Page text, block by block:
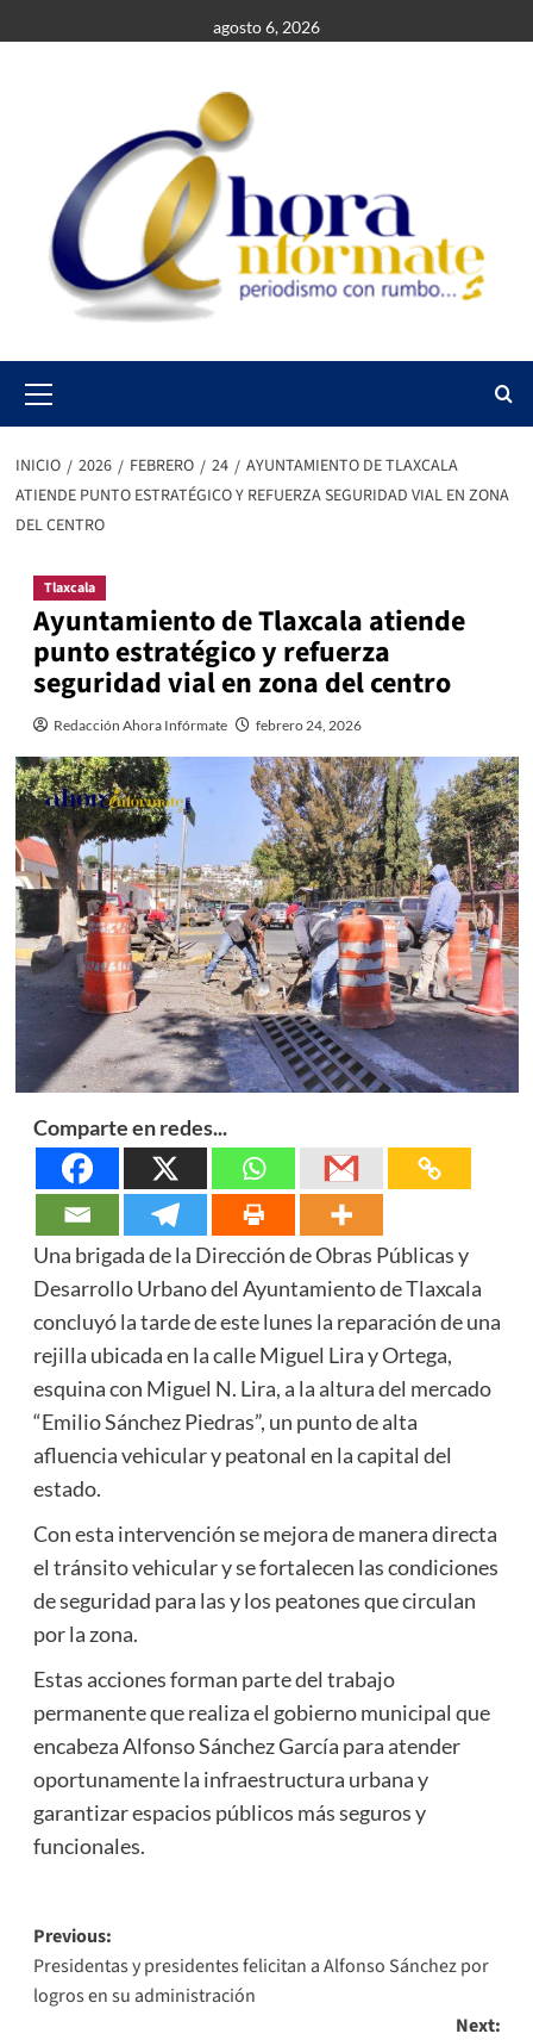
al
agosto 6, 2026
Menu
INICIO 2026 FEBRERO 24
AYUNTAMIENTO DE TLAXCALA
ATIENDE PUNTO ESTRATÉGICO Y REFUERZA SEGURIDAD VIAL EN ZONA
DEL CENTRO
Tlaxcala
Ayuntamiento de Tlaxcala atiende
punto estratégico y refuerza
seguridad vial en zona del centro
Redacción Ahora Infórmate febrero 24, 2026
Comparte en redes...
Una brigada de la Dirección de Obras Públicas y
Desarrollo Urbano del Ayuntamiento de Tlaxcala
concluyó la tarde de este lunes la reparación de una
rejilla ubicada en la calle Miguel Lira y Ortega,
esquina con Miguel N. Lira, a la altura del mercado
“Emilio Sánchez Piedras”, un punto de alta
afluencia vehicular y peatonal en la capital del
estado.
Con esta intervención se mejora de manera directa
el tránsito vehicular y se fortalecen las condiciones
de seguridad para las y los peatones que circulan
por la zona.
Estas acciones forman parte del trabajo
permanente que realiza el gobierno municipal que
encabeza Alfonso Sánchez García para atender
oportunamente la infraestructura urbana y
garantizar espacios públicos más seguros y
funcionales.
Post
navigation
Previous:
Presidentas y presidentes felicitan a Alfonso Sánchez por
logros en su administración
Next: